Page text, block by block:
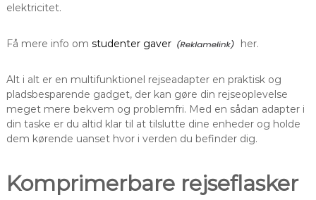
elektricitet.
Få mere info om studenter gaver her.
Alt i alt er en multifunktionel rejseadapter en praktisk og
pladsbesparende gadget, der kan gøre din rejseoplevelse
meget mere bekvem og problemfri. Med en sådan adapter i
din taske er du altid klar til at tilslutte dine enheder og holde
dem kørende uanset hvor i verden du befinder dig.
Komprimerbare rejseflasker